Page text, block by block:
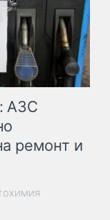
АЗС
ремонт и